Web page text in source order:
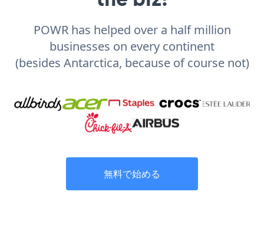
POWR has helped over a half million
businesses on every continent
(besides Antarctica, because of course not)
無料で始める